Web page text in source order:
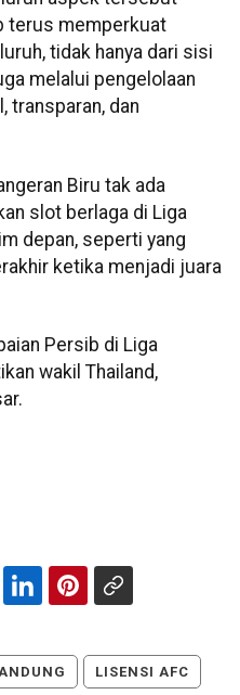
terus memperkuat
tidak hanya dari sisi
melalui pengelolaan
transparan, dan
Biru tak ada
slot berlaga di Liga
depan, seperti yang
ketika menjadi juara
Persib di Liga
wakil Thailand,
LISENSI AFC